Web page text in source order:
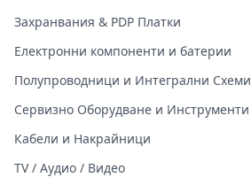
Захранвания & PDP Платки
Електронни компоненти и батерии
Полупроводници и Интегрални Схеми
Сервизно Оборудване и Инструменти
Кабели и Накрайници
TV / Аудио / Видео